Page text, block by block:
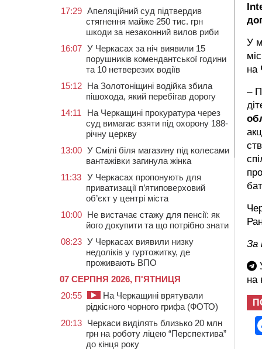
У
на
–
За
на
17:29 Апеляційний суд підтвердив
стягнення майже 250 тис. грн
шкоди за незаконний вилов риби
16:07 У Черкасах за ніч виявили 15
порушників комендантської години
та 10 нетверезих водіїв
15:12 На Золотоніщині водійка збила
пішохода, який перебігав дорогу
14:11
На Черкащині прокуратура через
суд вимагає взяти під охорону 188-
річну церкву
13:00 У Смілі біля магазину під колесами
вантажівки загинула жінка
11:33 У Черкасах пропонують для
приватизації п’ятиповерховий
об’єкт у центрі міста
10:00 Не вистачає стажу для пенсії: як
його докупити та що потрібно знати
08:23 У Черкасах виявили низку
недоліків у гуртожитку, де
проживають ВПО
07 СЕРПНЯ 2026, П'ЯТНИЦЯ
20:55
На Черкащині врятували
рідкісного чорного грифа (ФОТО)
20:13 Черкаси виділять близько 20 млн
грн на роботу ліцею “Перспектива”
до кінця року